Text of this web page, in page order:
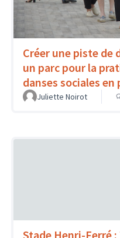
Créer une piste de
un parc pour la
danses sociales en
Juliette Noirot
Stade Henri-Ferré